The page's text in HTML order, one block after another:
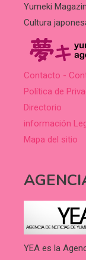
Yumeki
Cultura
Contacto -
Política de
Directorio
información
Mapa del sitio
YEA es la